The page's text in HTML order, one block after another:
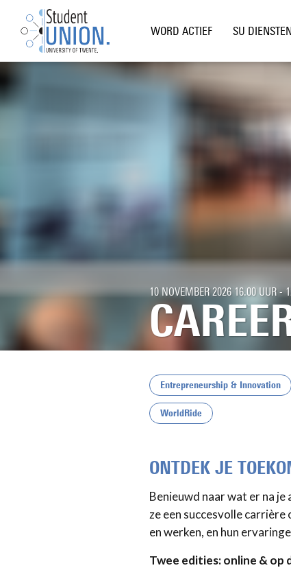
WORD ACTIEF SU DIENSTEN
10 NOVEMBER 2026 16.00 UUR -
Entrepreneurship & Innovation
WorldRide
ONTDEK JE
Benieuwd naar wat er na
ze een succesvolle
en werken, en hun
Twee edities: online & op